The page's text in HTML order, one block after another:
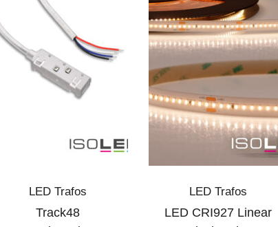
LED Trafos
Track48
LED Trafos
LED CRI927 Linear